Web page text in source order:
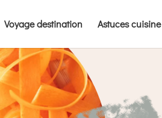
Voyage destination Astuces cuisine